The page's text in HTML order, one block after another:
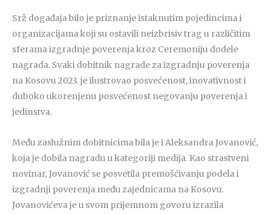
Srž događaja bilo je priznanje istaknutim pojedincima i
organizacijama koji su ostavili neizbrisiv trag u različitim
sferama izgradnje poverenja kroz Ceremoniju dodele
nagrada. Svaki dobitnik nagrade za izgradnju poverenja
na Kosovu 2023. je ilustrovao posvećenost, inovativnost i
duboko ukorenjenu posvećenost negovanju poverenja i
jedinstva.
Među zaslužnim dobitnicima bila je i Aleksandra Jovanović,
koja je dobila nagradu u kategoriji medija. Kao strastveni
novinar, Jovanović se posvetila premošćivanju podela i
izgradnji poverenja među zajednicama na Kosovu.
Jovanovićeva je u svom prijemnom govoru izrazila